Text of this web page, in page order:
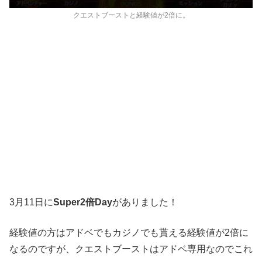
クエストブーストと経験値が2倍に。
3月 11 日にSuper2倍Dayがありました！
経験値の方はアドベでもカジノでも貰える経験値が2倍に
なるのですが、クエストブーストはアドベ専用なのでこれ